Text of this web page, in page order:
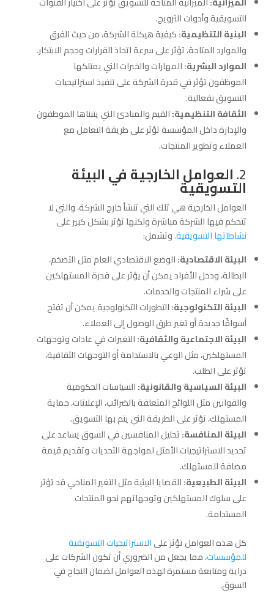
التسويقية وأدوات الترويج.
البنية التنظيمية:كيفية هيكلة الشركة، من حيث الفرق
والموارد المتاحة، تؤثر على سرعة اتخاذ القرارات وحجم الابتكار.
الموارد البشرية:المهارات والخبرات التي يمتلكها
الموظفون تؤثر في قدرة الشركة على تنفيذ استراتيجيات
التسويق بفعالية.
الثقافة التنظيمية:القيم والمبادئ التي يتبناها الموظفون
والإدارة داخل المؤسسة تؤثر على طريقة التعامل مع
العملاء وتطوير المنتجات.
2. العوامل الخارجية في البيئة
التسويقية
العوامل الخارجية هي تلك التي تنشأ خارج الشركة، والتي لا
تتحكم فيها الشركة مباشرة ولكنها تؤثر بشكل كبير على
نشاطاتها التسويقية.وتشمل:
البيئة الاقتصادية:الوضع الاقتصادي العام مثل التضخم،
البطالة، ودخل الأفراد يمكن أن يؤثر على قدرة المستهلكين
على شراء المنتجات والخدمات.
البيئة التكنولوجية:التطورات التكنولوجية يمكن أن تفتح
أسواقًا جديدة أو تغير طرق الوصول إلى العملاء.
البيئة الاجتماعية والثقافية:التغيرات في عادات وتوجهات
المستهلكين، مثل الوعي بالاستدامة أو التوجهات الثقافية،
تؤثر على الطلب.
البيئة السياسية والقانونية:السياسات الحكومية
والقوانين مثل اللوائح المتعلقة بالضرائب، الإعلانات، حماية
المستهلك، تؤثر على الطريقة التي يتم بها التسويق.
البيئة المنافسة:تحليل المنافسين في السوق يساعد على
تحديد الاستراتيجيات الأمثل لمواجهة التحديات وتقديم قيمة
مضافة للمستهلك.
البيئة الطبيعية:القضايا البيئية مثل التغير المناخي قد تؤثر
على سلوك المستهلكين وتوجهاتهم نحو المنتجات
المستدامة.
كل هذه العوامل تؤثر علىالاستراتيجيات التسويقية
للمؤسسات،مما يجعل من الضروري أن تكون الشركات على
دراية ومتابعة مستمرة لهذه العوامل لضمان النجاح في
السوق.